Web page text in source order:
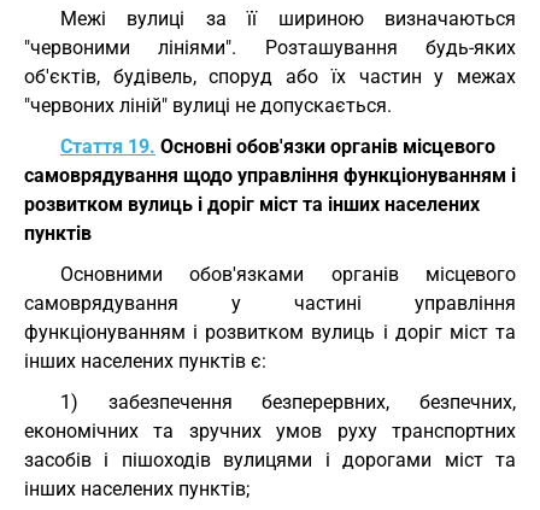
Межі вулиці за її шириною визначаються
"червоними лініями". Розташування будь-яких
об'єктів, будівель, споруд або їх частин у межах
"червоних ліній" вулиці не допускається.
Стаття 19. Основні обов'язки органів місцевого
самоврядування щодо управління функціонуванням і
розвитком вулиць і доріг міст та інших населених
пунктів
Основними обов'язками органів місцевого
самоврядування у частині управління
функціонуванням і розвитком вулиць і доріг міст та
інших населених пунктів є:
1) забезпечення безперервних, безпечних,
економічних та зручних умов руху транспортних
засобів і пішоходів вулицями і дорогами міст та
інших населених пунктів;